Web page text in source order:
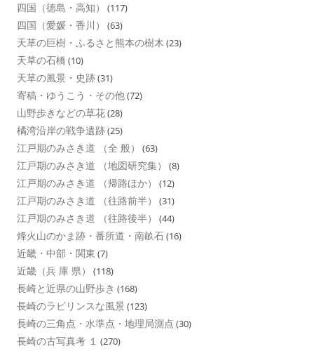
四国（徳島・高知） (117)
四国（愛媛・香川） (63)
天草の巨樹・ふるさと熊本の樹木 (23)
天草の石橋 (10)
天草の風景・史跡(31)
寄稿・ゆうこう・その他(72)
山野歩きなどの草花(28)
橘湾沿岸の戦争遺跡(25)
江戸期のみさき道 （全 般） (63)
江戸期のみさき道 （地図研究集） (8)
江戸期のみさき道 （帰路ほか） (12)
江戸期のみさき道 （往路前半） (31)
江戸期のみさき道 （往路後半） (44)
烽火山のかま跡・番所道・南畝石(16)
近畿・中部・関東 (7)
近畿（兵 庫 県） (118)
長崎と近県の山野歩き (168)
長崎のラビリンスな風景 (123)
長崎の三角点・水準点・地理局測点 (30)
長崎の古写真考 １ (270)